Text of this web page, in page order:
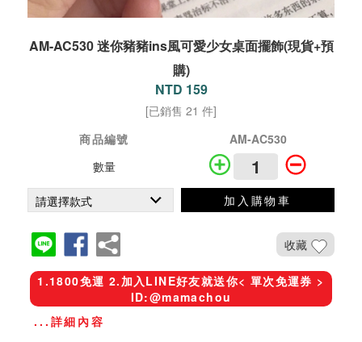
AM-AC530 迷你豬豬ins風可愛少女桌面擺飾(現貨+預
購)
NTD 159
[已銷售 21 件]
商品編號
AM-AC530
數量
加入購物車
收藏
1.1800免運 2.加入LINE好友就送你< 單次免運券 >
ID:@mamachou
...詳細內容